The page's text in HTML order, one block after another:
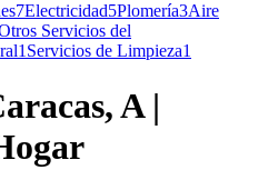
7Electricidad5Plomería3Aire
Servicios del
1Servicios de Limpieza1
A |